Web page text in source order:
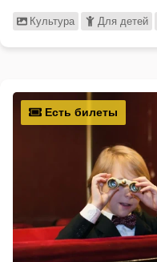
Культура Для детей
Есть билеты